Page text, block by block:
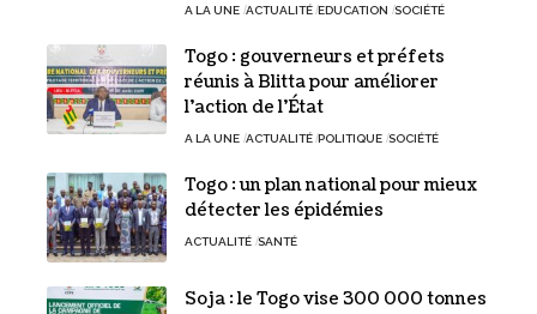
A LA UNE ACTUALITÉ EDUCATION SOCIÉTÉ
Togo : gouverneurs et préfets
réunis à Blitta pour améliorer
l’action de l’État
A LA UNE ACTUALITÉ POLITIQUE SOCIÉTÉ
Togo : un plan national pour mieux
détecter les épidémies
ACTUALITÉ SANTÉ
Soja : le Togo vise 300 000 tonnes